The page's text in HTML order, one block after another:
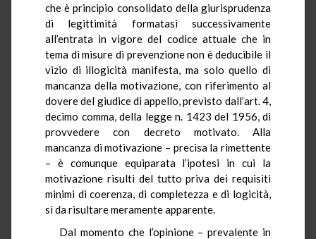
che è principio consolidato della giurisprudenza
di legittimità formatasi successivamente
all’entrata in vigore del codice attuale che in
tema di misure di prevenzione non è deducibile il
vizio di illogicità manifesta, ma solo quello di
mancanza della motivazione, con riferimento al
dovere del giudice di appello, previsto dall’art. 4,
decimo comma, della legge n. 1423 del 1956, di
provvedere con decreto motivato. Alla
mancanza di motivazione – precisa la rimettente
– è comunque equiparata l’ipotesi in cui la
motivazione risulti del tutto priva dei requisiti
minimi di coerenza, di completezza e di logicità,
sì da risultare meramente apparente.
Dal momento che l’opinione – prevalente in